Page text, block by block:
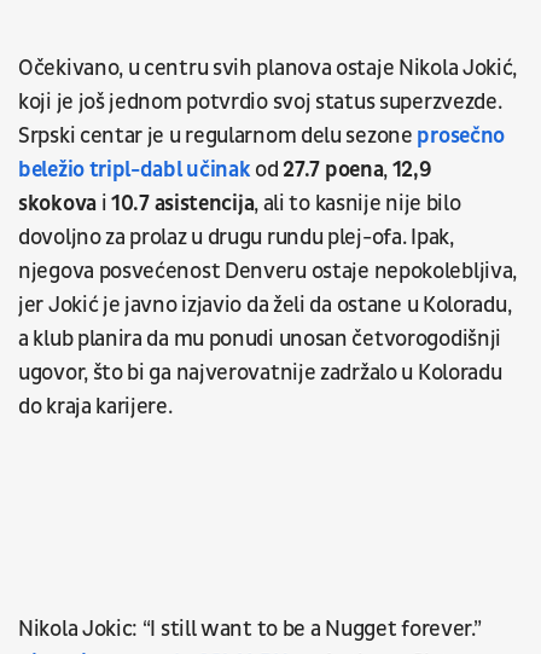
Očekivano, u centru svih planova ostaje Nikola Jokić,
koji je još jednom potvrdio svoj status superzvezde.
Srpski centar je u regularnom delu sezone prosečno
beležio tripl-dabl učinakod 27.7 poena,12,9
skokovai10.7 asistencija, ali to kasnije nije bilo
dovoljno za prolaz u drugu rundu plej-ofa. Ipak,
njegova posvećenost Denveru ostaje nepokolebljiva,
jer Jokić je javno izjavio da želi da ostane u Koloradu,
a klub planira da mu ponudi unosan četvorogodišnji
ugovor, što bi ga najverovatnije zadržalo u Koloradu
do kraja karijere.
Nikola Jokic: “I still want to be a Nugget forever.”